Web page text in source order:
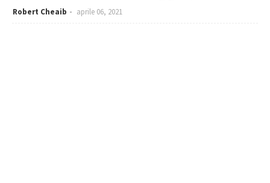
Robert Cheaib aprile 06, 2021